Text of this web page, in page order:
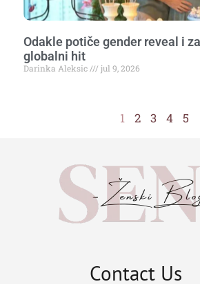
Odakle potiče gender reveal i
globalni hit
Darinka Aleksic jul 9, 2026
1 2 3 4 5
Contact Us